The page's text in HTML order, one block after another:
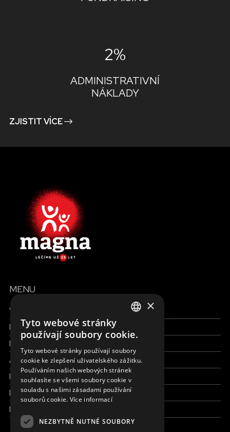
2%
ADMINISTRATIVNÍ
NÁKLADY
ZJISTIT VÍCE
MENU
Všechny formy pomoci
Finance a reporty
Pracujte s námi
Aktuálně
Kdo jsme
Kde pracujeme
Kontaktujte nás
CZECH
×
Tyto webové stránky
používají soubory cookie.
Tyto webové stránky používají soubory
cookie ke zlepšení uživatelského zážitku.
Používáním našich webových stránek
souhlasíte se všemi soubory cookie v
souladu s našimi zásadami používání
souborů cookie. Více informací
NEZBYTNĚ NUTNÉ SOUBORY